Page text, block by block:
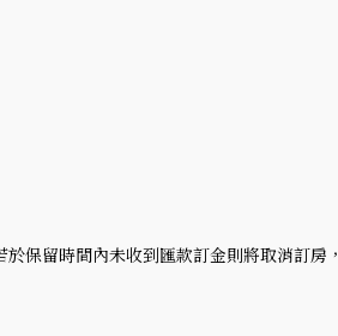
保留時間內未收到匯款訂金則將取消訂房，